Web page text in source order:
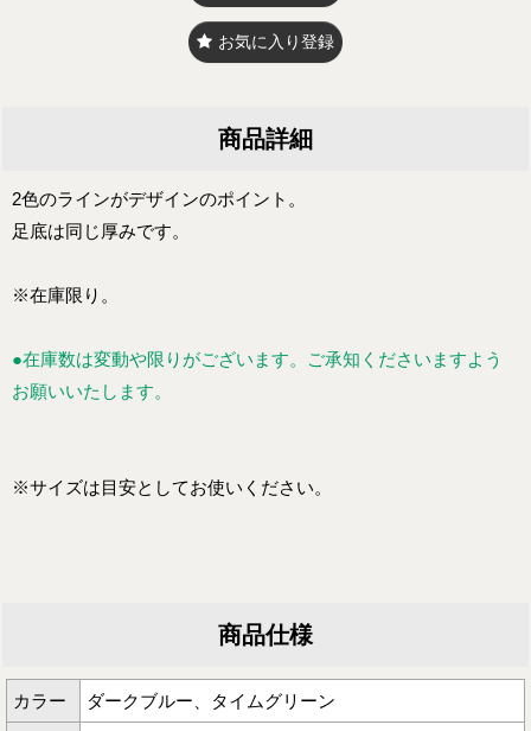
お気に入り登録
商品詳細
2色のラインがデザインのポイント。
足底は同じ厚みです。
※在庫限り。
●在庫数は変動や限りがございます。ご承知くださいますよう
お願いいたします。
※サイズは目安としてお使いください。
商品仕様
カラー ダークブルー、タイムグリーン